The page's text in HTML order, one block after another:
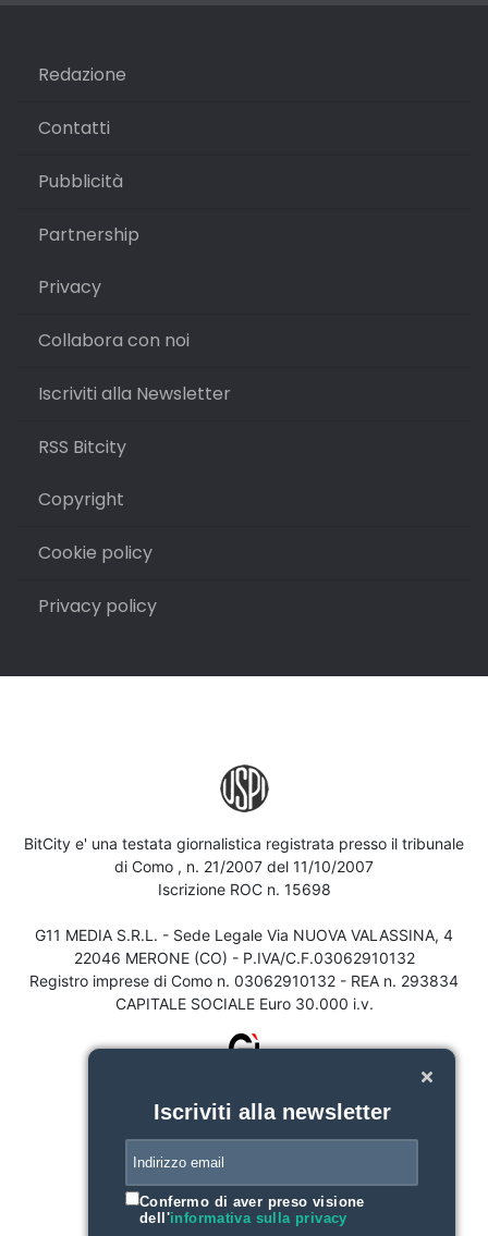
Redazione
Contatti
Pubblicità
Partnership
Privacy
Collabora con noi
Iscriviti alla Newsletter
RSS Bitcity
Copyright
Cookie policy
Privacy policy
BitCity e' una testata giornalistica registrata presso il tribunale
di Como , n. 21/2007 del 11/10/2007
Iscrizione ROC n. 15698
G11 MEDIA S.R.L. - Sede Legale Via NUOVA VALASSINA, 4
22046 MERONE (CO) - P.IVA/C.F.03062910132
Registro imprese di Como n. 03062910132 - REA n. 293834
CAPITALE SOCIALE Euro 30.000 i.v.
Iscriviti alla newsletter
Confermo di aver preso visione
dell'informativa sulla privacy